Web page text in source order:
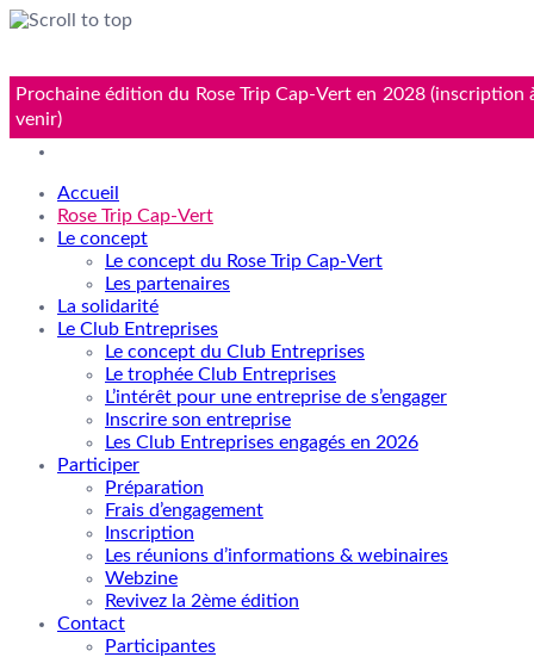
Prochaine édition du Rose Trip Cap-Vert en 2028 (inscription
venir)
Skip
content
Accueil
Rose Trip Cap-Vert
Le concept
Le concept du Rose Trip Cap-Vert
Les partenaires
La solidarité
Le Club Entreprises
Le concept du Club Entreprises
Le trophée Club Entreprises
L’intérêt pour une entreprise de s’engager
Inscrire son entreprise
Les Club Entreprises engagés en 2026
Participer
Préparation
Frais d’engagement
Inscription
Les réunions d’informations & webinaires
Webzine
Revivez la 2ème édition
Contact
Participantes